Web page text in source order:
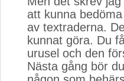
att kunna
av textraderna.
kunnat göra. Du
urusel och den
Nästa gång bör